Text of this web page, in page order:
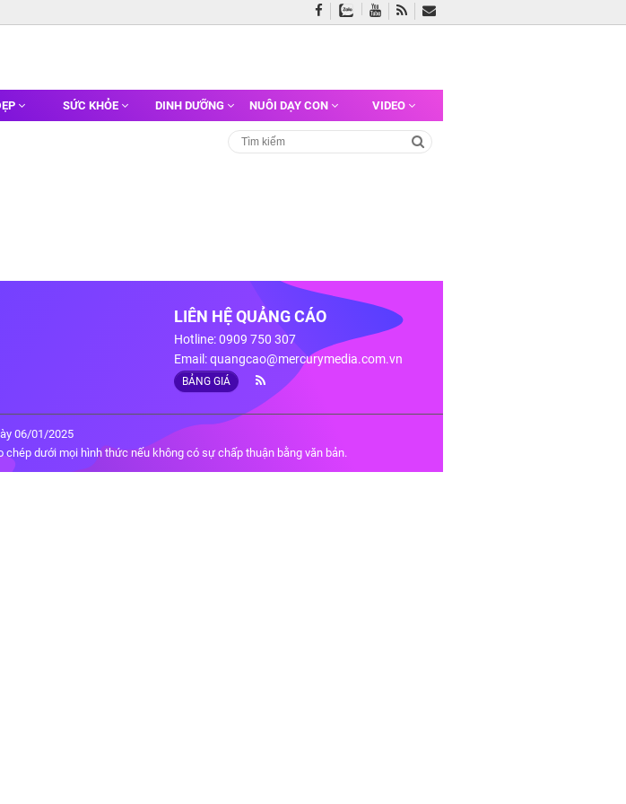
SỨC KHỎE DINH DƯỠNG NUÔI DẠY CON VIDEO
LIÊN HỆ QUẢNG CÁO
Hotline: 0909 750 307
Email:quangcao@mercurymedia.com.vn
BẢNG GIÁ
06/01/2025
chép dưới mọi hình thức nếu không có sự chấp thuận bằng văn bản.